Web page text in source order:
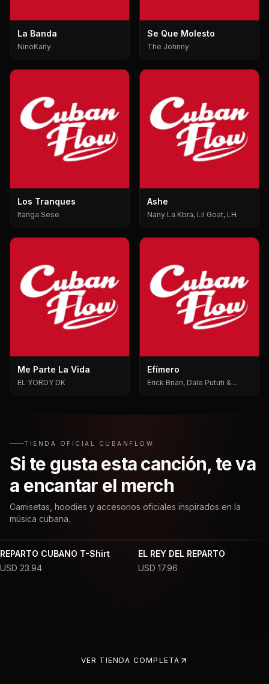
La Banda
NinoKarly
Se Que Molesto
The Johnny
Los Tranques
Itanga Sese
Ashe
Nany La Kbra, Lil Goat, LH
Me Parte La Vida
EL YORDY DK
Efímero
Erick Brian, Dale Pututi &
TIENDA OFICIAL CUBANFLOW
Si te gusta esta canción, te va
a encantar el merch
Camisetas, hoodies y accesorios oficiales inspirados en la
música cubana.
REPARTO CUBANO T-Shirt
USD 23.94
EL REY DEL REPARTO
USD 17.96
VER TIENDA COMPLETA